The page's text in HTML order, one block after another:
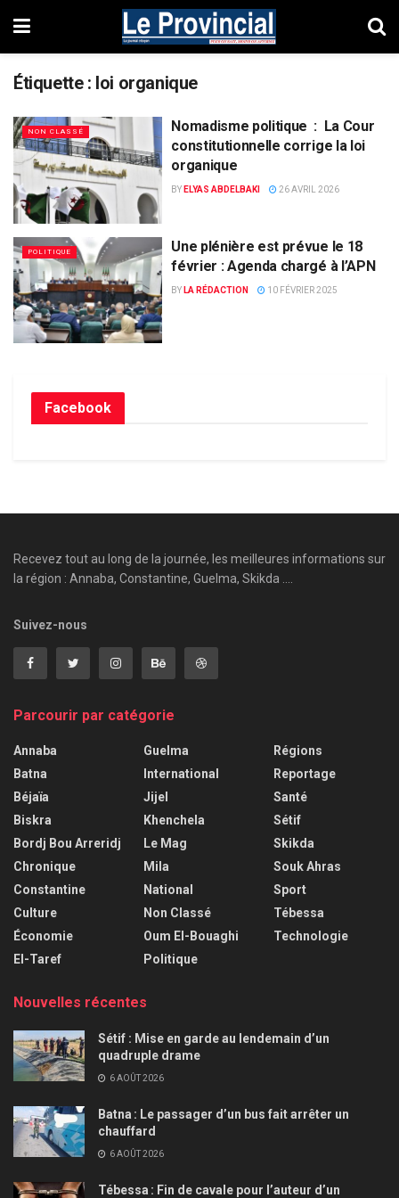
Étiquette : loi organique
NON CLASSÉ
Nomadisme politique : La Cour
constitutionnelle corrige la loi
organique
BY ELYAS ABDELBAKI 26 AVRIL 2026
POLITIQUE
Une plénière est prévue le 18
février : Agenda chargé à l’APN
BY LA RÉDACTION 10 FÉVRIER 2025
Facebook
Recevez tout au long de la journée, les meilleures informations sur
la région : Annaba, Constantine, Guelma, Skikda ....
Suivez-nous
Parcourir par catégorie
Annaba
Batna
Béjaïa
Biskra
Bordj Bou Arreridj
Chronique
Constantine
Culture
Économie
El-Taref
Guelma
International
Jijel
Khenchela
Le Mag
Mila
National
Non Classé
Oum El-Bouaghi
Politique
Régions
Reportage
Santé
Sétif
Skikda
Souk Ahras
Sport
Tébessa
Technologie
Nouvelles récentes
Sétif : Mise en garde au lendemain d’un
quadruple drame
6 AOÛT 2026
Batna : Le passager d’un bus fait arrêter un
chauffard
6 AOÛT 2026
Tébessa : Fin de cavale pour l’auteur d’un